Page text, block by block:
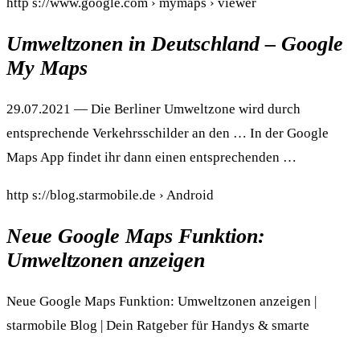
Umweltzonen in Deutschland – Google
My Maps
29.07.2021 — Die Berliner Umweltzone wird durch
entsprechende Verkehrsschilder an den … In der Google
Maps App findet ihr dann einen entsprechenden …
http s://blog.starmobile.de › Android
Neue Google Maps Funktion:
Umweltzonen anzeigen
Neue Google Maps Funktion: Umweltzonen anzeigen |
starmobile Blog | Dein Ratgeber für Handys & smarte